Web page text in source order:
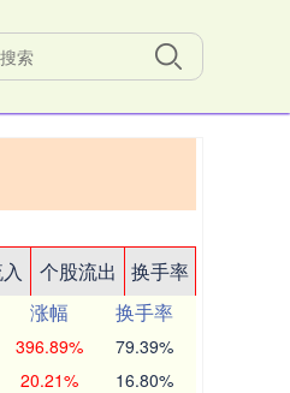
个股流出
换手率
涨幅
换手率
396.89% 79.39%
20.21% 16.80%